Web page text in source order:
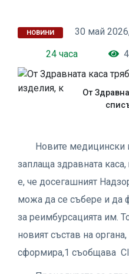
НОВИНИ
30 май
24 часа
От
Новите медицински
заплаща здравната
е, че досегашният
можа да се събере и да
за реимбурсацията им.
новият състав на
сформира,1 съобщава